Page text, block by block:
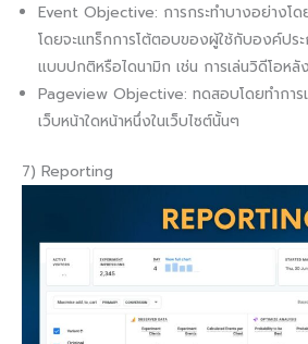
Event Objective: การกระทำบางอย่างโ
โดยจะแทร็กการโต้ตอบของผู้ใช้กับองค์ประ
แบบปกติหรือไดนามิก เช่น การเล่นวิดีโอห
Pageview Objective: ทดสอบโดยทำการ
เว็บหน้าใดหน้าหนึ่งในเว็บไซต์นั้นๆ
7) Reporting